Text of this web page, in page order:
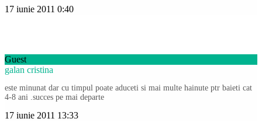
17 iunie 2011 0:40
Guest
galan cristina
este minunat dar cu timpul poate aduceti si mai multe hainute ptr baieti cat
4-8 ani .succes pe mai departe
17 iunie 2011 13:33